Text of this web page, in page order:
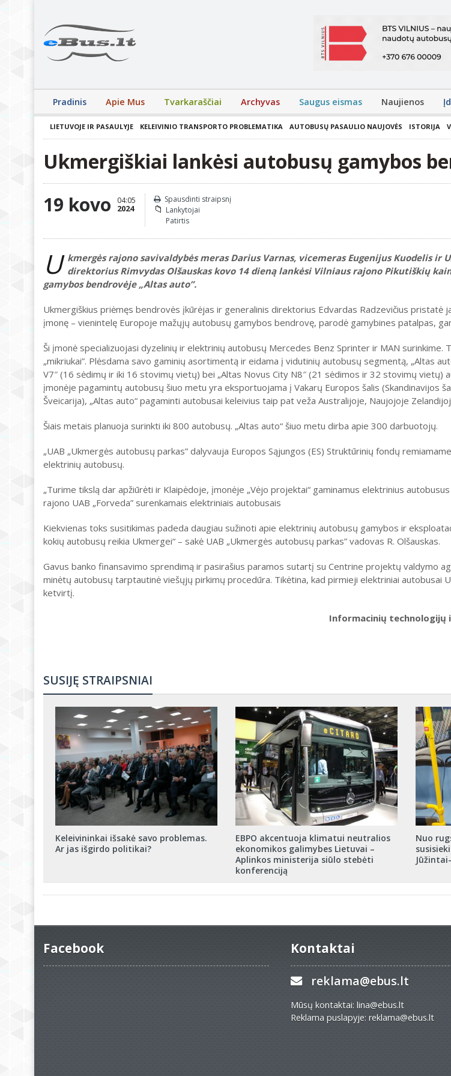
Pradinis Apie Mus Tvarkaraščiai Archyvas Saugus eismas Naujienos
LIETUVOJE IR PASAULYJE KELEIVINIO TRANSPORTO PROBLEMATIKA AUTOBUSŲ PASAULIO NAUJOVĖS ISTORIJA
Ukmergiškiai lankėsi autobusų gamybos
19 kovo 04:05
2024
Spausdinti straipsnį
Lankytojai
Patirtis
U kmergės rajono savivaldybės meras Darius Varnas, vicemeras Eugenijus Kuodelis ir
direktorius Rimvydas Olšauskas kovo 14 dieną lankėsi Vilniaus rajono Pikutiškių
gamybos bendrovėje „Altas auto”.
Ukmergiškius priėmęs bendrovės įkūrėjas ir generalinis direktorius Edvardas Radzevičius pristatė
įmonę – vienintelę Europoje mažųjų autobusų gamybos bendrovę, parodė gamybines patalpas,
Ši įmonė specializuojasi dyzelinių ir elektrinių autobusų Mercedes Benz Sprinter ir MAN surinkime.
„mikriukai”. Plėsdama savo gaminių asortimentą ir eidama į vidutinių autobusų segmentą, „Altas
V7″ (16 sėdimų ir iki 16 stovimų vietų) bei „Altas Novus City N8″ (21 sėdimos ir 32 stovimų vietų)
įmonėje pagamintų autobusų šiuo metu yra eksportuojama į Vakarų Europos šalis (Skandinavijos
Šveicarija), „Altas auto“ pagaminti autobusai keleivius taip pat veža Australijoje, Naujojoje
Šiais metais planuoja surinkti iki 800 autobusų. „Altas auto“ šiuo metu dirba apie 300 darbuotojų.
„UAB „Ukmergės autobusų parkas” dalyvauja Europos Sąjungos (ES) Struktūrinių fondų
elektrinių autobusų.
„Turime tikslą dar apžiūrėti ir Klaipėdoje, įmonėje „Vėjo projektai“ gaminamus elektrinius autobusus
rajono UAB „Forveda” surenkamais elektriniais autobusais
Kiekvienas toks susitikimas padeda daugiau sužinoti apie elektrinių autobusų gamybos ir
kokių autobusų reikia Ukmergei“ – sakė UAB „Ukmergės autobusų parkas” vadovas R. Olšauskas.
Gavus banko finansavimo sprendimą ir pasirašius paramos sutartį su Centrine projektų valdymo
minėtų autobusų tarptautinė viešųjų pirkimų procedūra. Tikėtina, kad pirmieji elektriniai autobusai
ketvirtį.
Informacinių technologijų
SUSIJĘ STRAIPSNIAI
Keleivininkai išsakė savo problemas.
Ar jas išgirdo politikai?
EBPO akcentuoja klimatui neutralios
ekonomikos galimybes Lietuvai –
Aplinkos ministerija siūlo stebėti
konferenciją
Nuo
Facebook Kontaktai
reklama@ebus.lt
Mūsų kontaktai: lina@ebus.lt
Reklama puslapyje: reklama@ebus.lt